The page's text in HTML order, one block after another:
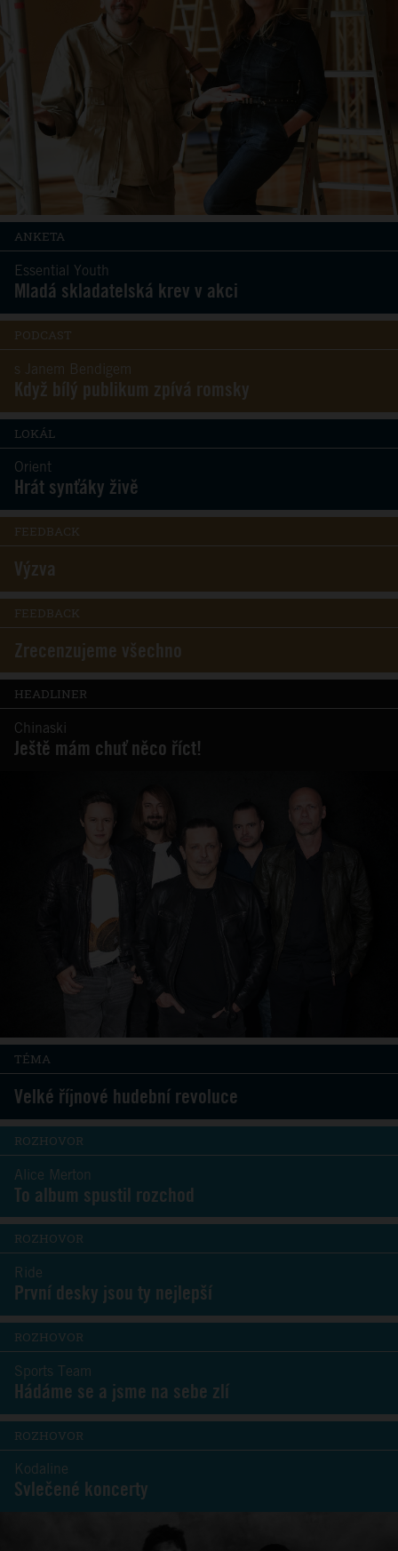
ANKETA
Essential Youth
Mladá skladatelská krev v akci
PODCAST
s Janem Bendigem
Když bílý publikum zpívá romsky
LOKÁL
Orient
Hrát synťáky živě
FEEDBACK
Výzva
FEEDBACK
Zrecenzujeme všechno
HEADLINER
Chinaski
Ještě mám chuť něco říct!
TÉMA
Velké říjnové hudební revoluce
ROZHOVOR
Alice Merton
To album spustil rozchod
ROZHOVOR
Ride
První desky jsou ty nejlepší
ROZHOVOR
Sports Team
Hádáme se a jsme na sebe zlí
ROZHOVOR
Kodaline
Svlečené koncerty